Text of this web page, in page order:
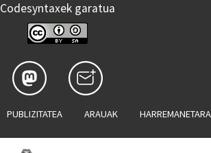
Codesyntaxek garatua
PUBLIZITATEA ARAUAK